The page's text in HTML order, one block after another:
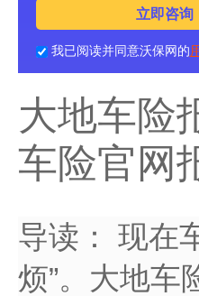
立即咨询
我已阅读并同意沃保网的
大地车险
车险官网
导读：
现在
烦”。大地车